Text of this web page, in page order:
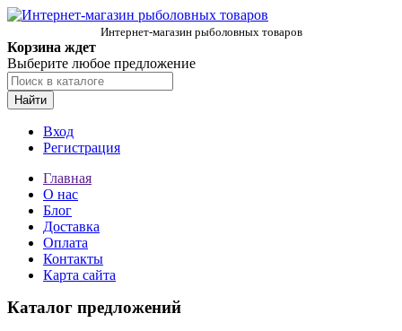
Интернет-магазин рыболовных товаров
Корзина ждет
Выберите любое предложение
Найти
Вход
Регистрация
Главная
О нас
Блог
Доставка
Оплата
Контакты
Карта сайта
Каталог предложений